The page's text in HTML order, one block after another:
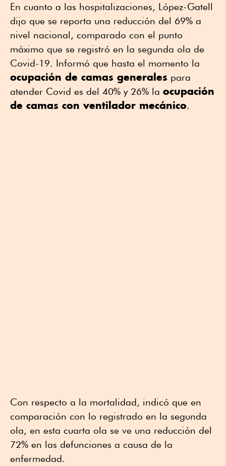
En cuanto a las hospitalizaciones, López-Gatell
dijo que se reporta una reducción del 69% a
nivel nacional, comparado con el punto
máximo que se registró en la segunda ola de
Covid-19. Informó que hasta el momento la
ocupación de camas generales para
atender Covid es del 40% y 26% la ocupación
de camas con ventilador mecánico.
Con respecto a la mortalidad, indicó que en
comparación con lo registrado en la segunda
ola, en esta cuarta ola se ve una reducción del
72% en las defunciones a causa de la
enfermedad.